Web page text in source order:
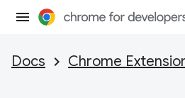
Docs Chrome